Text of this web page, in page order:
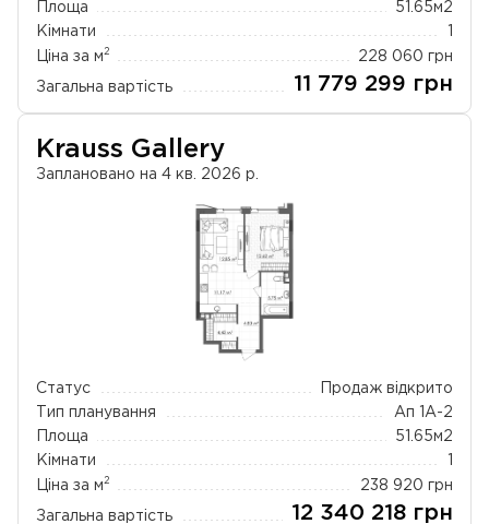
Площа
51.65 м2
Кімнати
Ціна за м2 228 060 грн
Загальна вартість 11 779 299 грн
Krauss Gallery
Заплановано на 4 кв. 2026 р.
Статус
Продаж відкрито
Тип планування
Ап 1А-2
Площа
51.65м2
Кімнати
Ціна за м 2 238 920 грн
Загальна вартість 12 340 218 грн